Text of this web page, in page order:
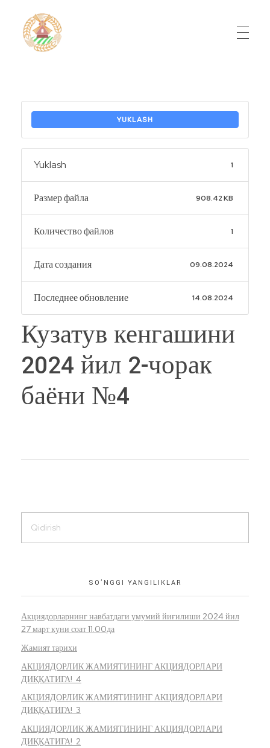
YUKLASH
Yuklash 1
Размер файла 908.42 KB
Количество файлов 1
Дата создания 09.08.2024
Последнее обновление 14.08.2024
Кузатув кенгашини
2024 йил 2-чорак
баёни №4
SO’NGGI YANGILIKLAR
Акциядорларнинг навбатдаги умумий йиғилиши 2024 йил
27 март куни соат 11.00да
Жамият тарихи
АКЦИЯДОРЛИК ЖАМИЯТИНИНГ АКЦИЯДОРЛАРИ
ДИҚҚАТИГА! 4
АКЦИЯДОРЛИК ЖАМИЯТИНИНГ АКЦИЯДОРЛАРИ
ДИҚҚАТИГА! 3
АКЦИЯДОРЛИК ЖАМИЯТИНИНГ АКЦИЯДОРЛАРИ
ДИҚҚАТИГА! 2